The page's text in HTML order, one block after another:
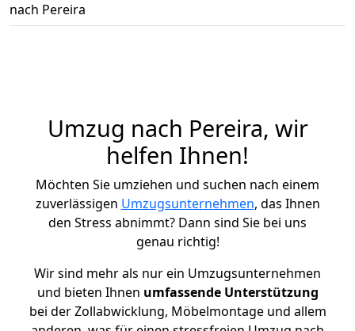
nach Pereira
Umzug nach Pereira, wir
helfen Ihnen!
Möchten Sie umziehen und suchen nach einem
zuverlässigen Umzugsunternehmen, das Ihnen
den Stress abnimmt? Dann sind Sie bei uns
genau richtig!
Wir sind mehr als nur ein Umzugsunternehmen
und bieten Ihnen umfassende Unterstützung
bei der Zollabwicklung, Möbelmontage und allem